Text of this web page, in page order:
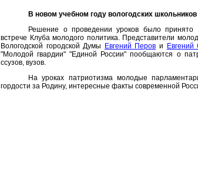
В новом учебном году вологодских
Решение о проведении уроков было
встрече Клуба молодого политика. Представители
Вологодской городской Думы
Евгений Перов и
"Молодой гвардии" "Единой России" пообщаются о
ссузов, вузов.
На уроках патриотизма молодые
гордости за Родину, интересные факты современной